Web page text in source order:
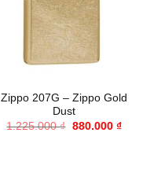
Zippo 207G – Zippo Gold
Dust
1.225.000₫ Giá
880.000 ₫Giá